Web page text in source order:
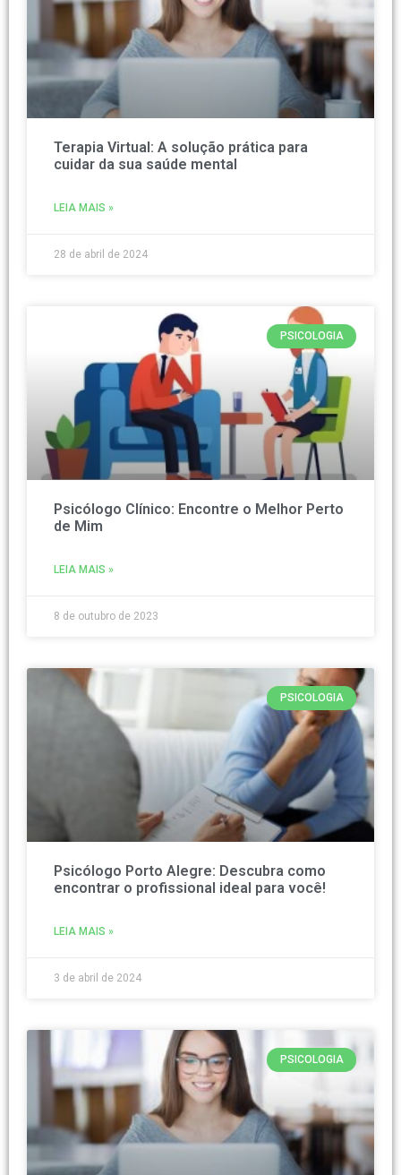
Terapia Virtual: A solução prática para
cuidar da sua saúde mental
LEIA MAIS »
28 de abril de 2024
PSICOLOGIA
Psicólogo Clínico: Encontre o Melhor Perto
de Mim
LEIA MAIS »
8 de outubro de 2023
PSICOLOGIA
Psicólogo Porto Alegre: Descubra como
encontrar o profissional ideal para você!
LEIA MAIS »
3 de abril de 2024
PSICOLOGIA